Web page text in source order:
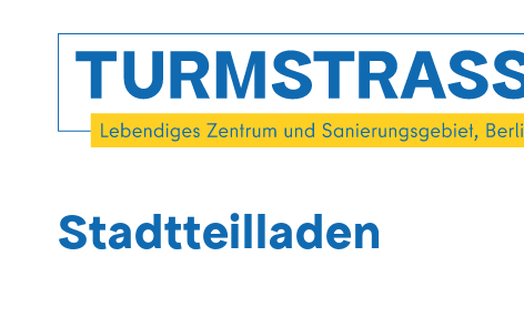
zum
Inhalt
Stadtteilladen